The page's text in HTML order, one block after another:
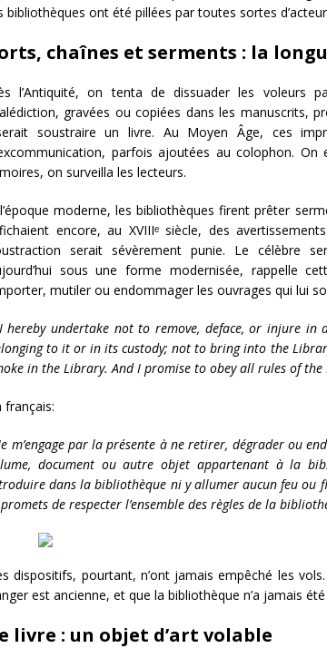
bibliothèques ont été pillées par toutes sortes
chaînes et serments : la
l’Antiquité, on tenta de dissuader les voleurs
gravées ou copiées dans les manuscrits,
soustraire un livre. Au Moyen Âge, ces
parfois ajoutées au colophon.
on surveilla les lecteurs.
moderne, les bibliothèques firent prêter
encore, au XVIIIᵉ siècle, des
serait sévèrement punie. Le célèbre
sous une forme modernisée, rappelle
mutiler ou endommager les ouvrages qui lui
I hereby undertake not to remove, deface, or injure in
to it or in its custody; not to bring into the
in the Library. And I promise to obey all rules of the
français:
m’engage par la présente à ne retirer, dégrader ou
document ou autre objet appartenant à la
dans la bibliothèque ni y allumer aucun feu ou
de respecter l’ensemble des règles de la
dispositifs, pourtant, n’ont jamais empêché les
est ancienne, et que la bibliothèque n’a jamais
livre : un objet d’art volable